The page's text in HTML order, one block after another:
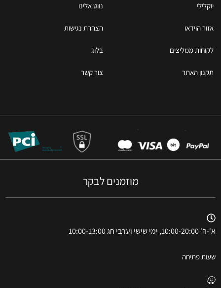
יוקלילי נווט אלינו
אזור הוידאו הצהרת נגישות
לקוחות ממליצים בלוג
תקנון האתר צור קשר
מוזמנים לבקר
א'-ה' 10:00-20:00, ימי שישי וערבי חג 10:00-13:00
שעות פתיחה